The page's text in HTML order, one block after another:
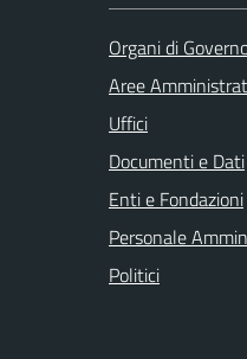
Organi di
Aree
Uffici
Documenti e Dati
Enti e Fondazioni
Personale
Politici